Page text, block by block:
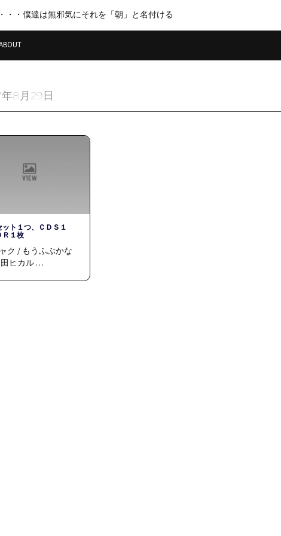
・・僕達は無邪気にそれを「朝」と名付ける
8月29日
ット１つ、ＣＤＳ１
Ｒ１枚
ク / もうふぶかな
ヒカル …